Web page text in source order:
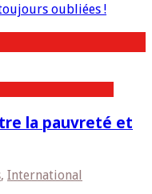
oubliées !
la pauvreté et
, International